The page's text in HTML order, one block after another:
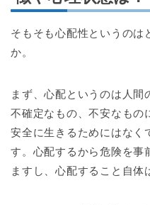
そもそも心配性というのは
か。
まず、心配というのは人間
不確定なもの、不安なもの
安全に生きるためにはなく
す。心配するから危険を事
ますし、心配すること自体